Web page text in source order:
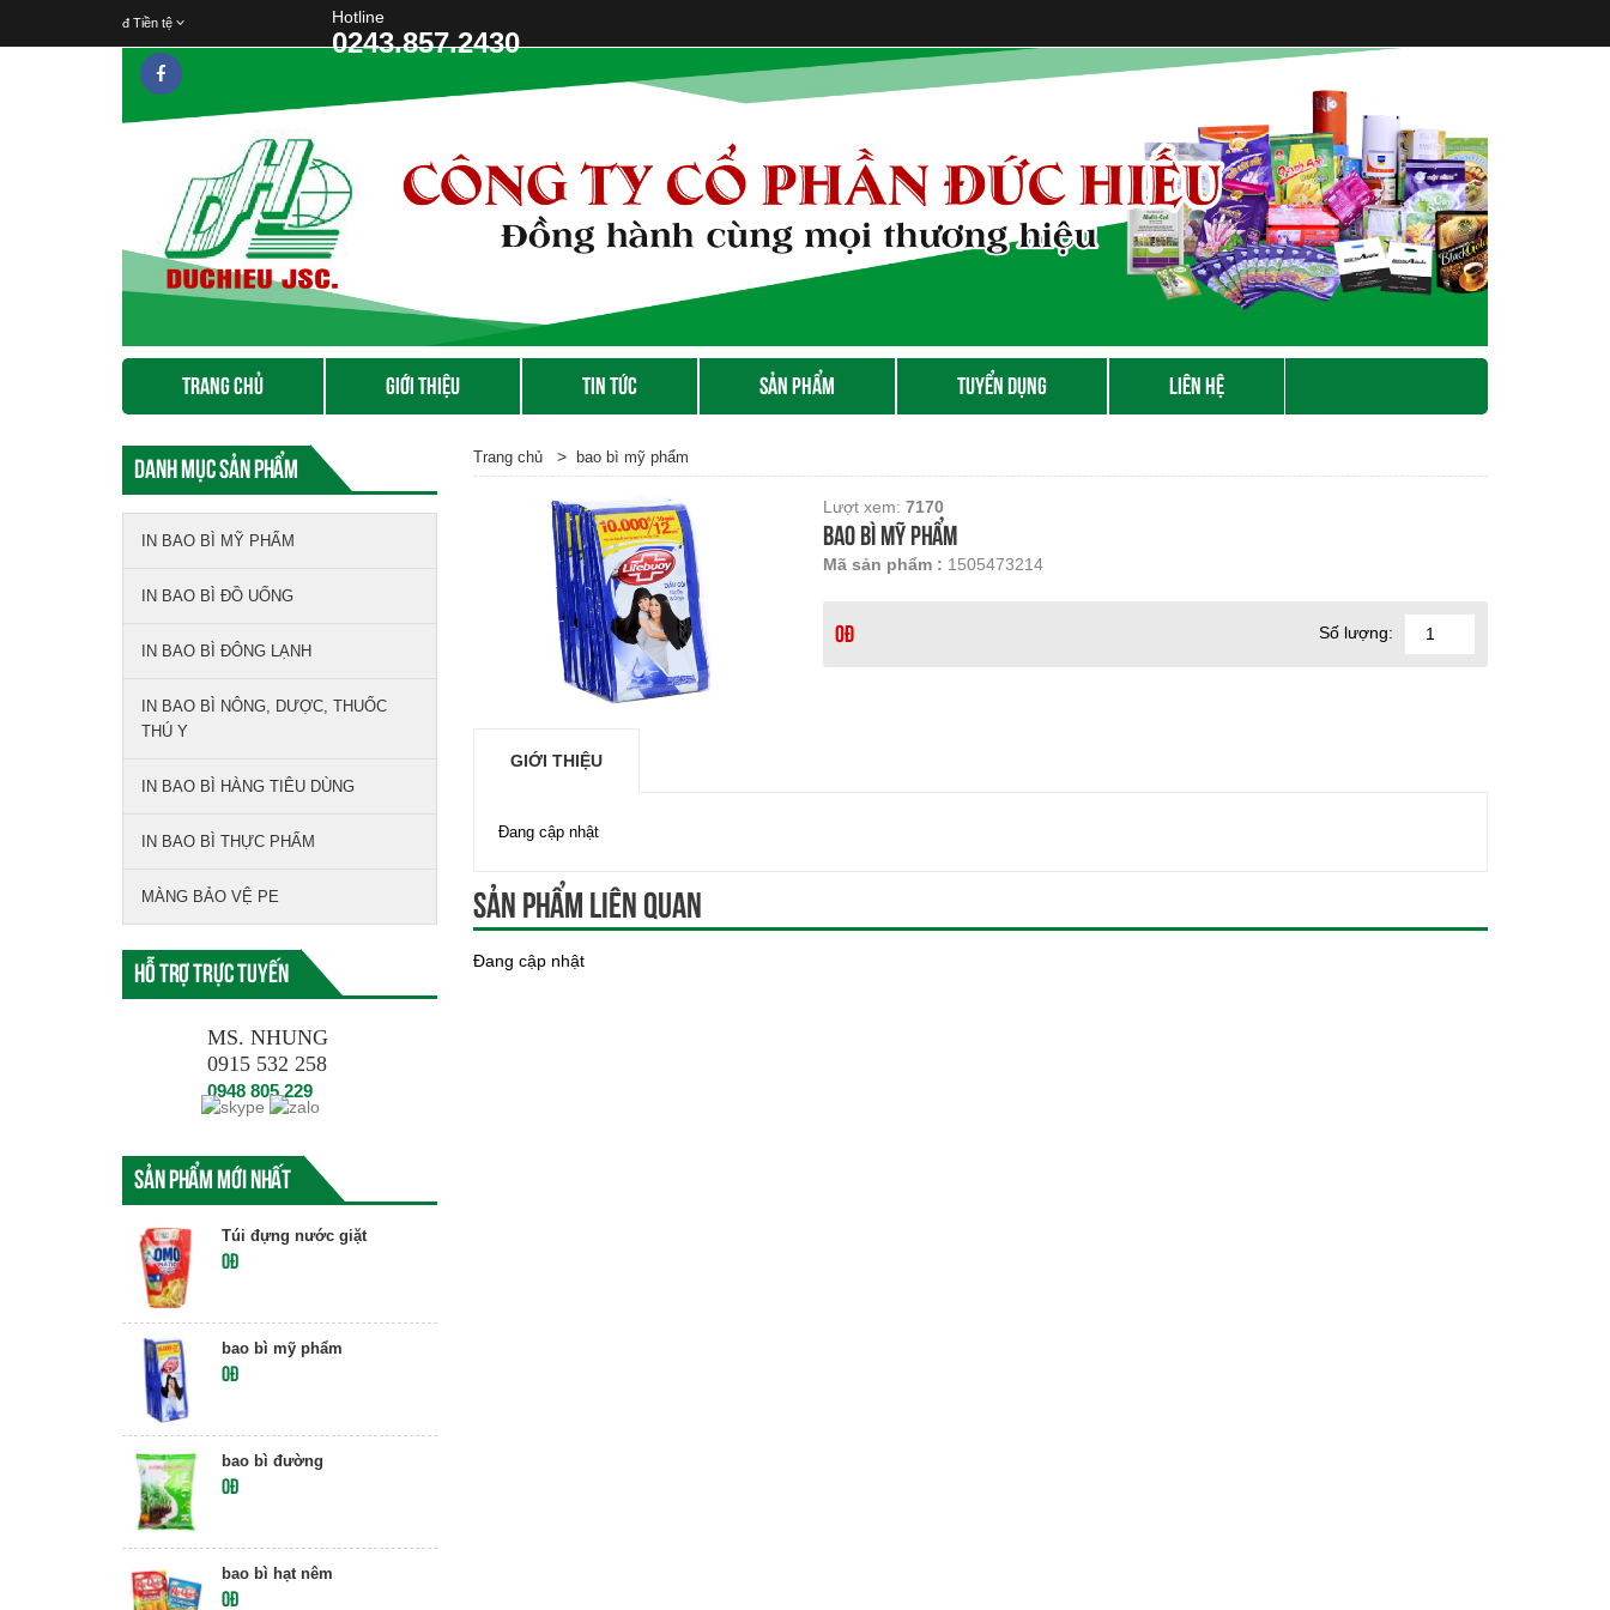
đ Tiền tệ Hotline
0243.857.2430
TRANG CHỦ GIỚI THIỆU TIN TỨC SẢN PHẨM TUYỂN DỤNG LIÊN HỆ
Danh mục sản phẩm
IN BAO BÌ MỸ PHẨM
IN BAO BÌ ĐỒ UỐNG
IN BAO BÌ ĐÔNG LẠNH
IN BAO BÌ NÔNG, DƯỢC, THUỐC
THÚ Y
IN BAO BÌ HÀNG TIÊU DÙNG
IN BAO BÌ THỰC PHẨM
MÀNG BẢO VỆ PE
Hỗ trợ trực tuyến
MS. NHUNG
0915 532 258
0948 805 229
Sản phẩm mới nhất
Túi đựng nước giặt
0đ
bao bì mỹ phẩm
0đ
bao bì đường
0đ
bao bì hạt nêm
0đ
Trang chủ> bao bì mỹ phẩm
Lượt xem: 7170
bao bì mỹ phẩm
Mã sản phẩm : 1505473214
0đ Số lượng:
GIỚI THIỆU
Đang cập nhật
Sản phẩm liên quan
Đang cập nhật